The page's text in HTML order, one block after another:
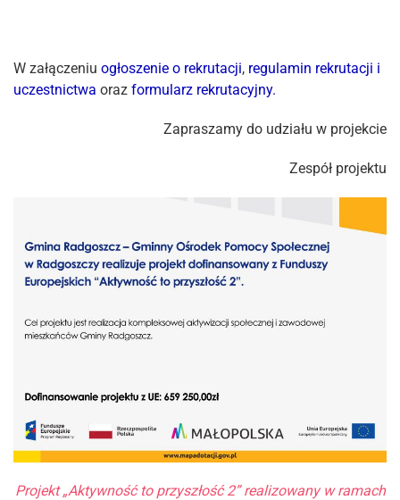
W załączeniu ogłoszenie o rekrutacji, regulamin rekrutacji i
uczestnictwa oraz formularz rekrutacyjny.
Zapraszamy do udziału w projekcie
Zespół projektu
Projekt „Aktywność to przyszłość 2” realizowany w ramach